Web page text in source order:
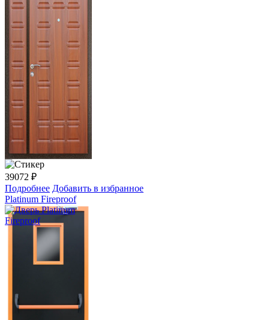
39072 ₽
Подробнее Добавить в избранное
Platinum Fireproof